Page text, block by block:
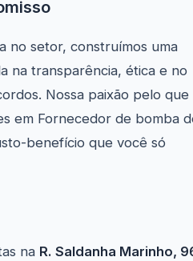
no setor, construímos uma
na transparência, ética e no
Nossa paixão pelo que
em Fornecedor de bomba
benefício que você só
na R. Saldanha Marinho,